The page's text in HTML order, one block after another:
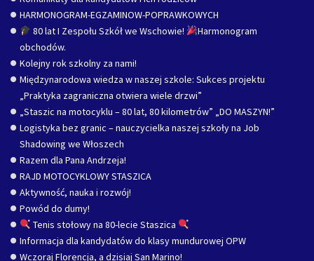
HARMONOGRAM-EGZAMINOW-POPRAWKOWYCH
80 lat I Zespołu Szkół we Wschowie!
Harmonogram
obchodów.
Kolejny rok szkolny za nami!
Międzynarodowa wiedza w naszej szkole: Sukces projektu
„Praktyka zagraniczna otwiera wiele drzwi”
„Staszic na motocyklu – 80 lat, 80 kilometrów” „DO MASZYN!”
Logistyka bez granic – nauczycielka naszej szkoły na Job
Shadowing we Włoszech
Razem dla Pana Andrzeja!
RAJD MOTOCYKLOWY STASZICA
Aktywność, nauka i rozwój!
Powód do dumy!
Tenis stołowy na 80-lecie Staszica
Informacja dla kandydatów do klasy mundurowej OPW
Wczoraj Florencja, a dzisiaj San Marino!